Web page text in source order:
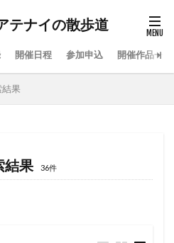
テナイの散歩道
開催日程 参加申込 開催作品一覧
結果
結果 36件